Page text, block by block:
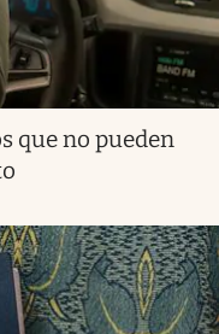
que no pueden